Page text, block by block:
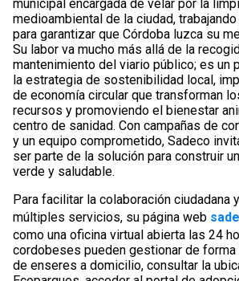
municipal encargada de velar por la
medioambiental de la ciudad,
para garantizar que Córdoba luzca su
Su labor va mucho más allá de la
mantenimiento del viario público; es un
la estrategia de sostenibilidad local,
de economía circular que transforman
recursos y promoviendo el bienestar
centro de sanidad. Con campañas de
y un equipo comprometido, Sadeco
ser parte de la solución para construir
verde y saludable.
Para facilitar la colaboración ciudadana
múltiples servicios, su página web
como una oficina virtual abierta las 24
cordobeses pueden gestionar de forma
de enseres a domicilio, consultar la